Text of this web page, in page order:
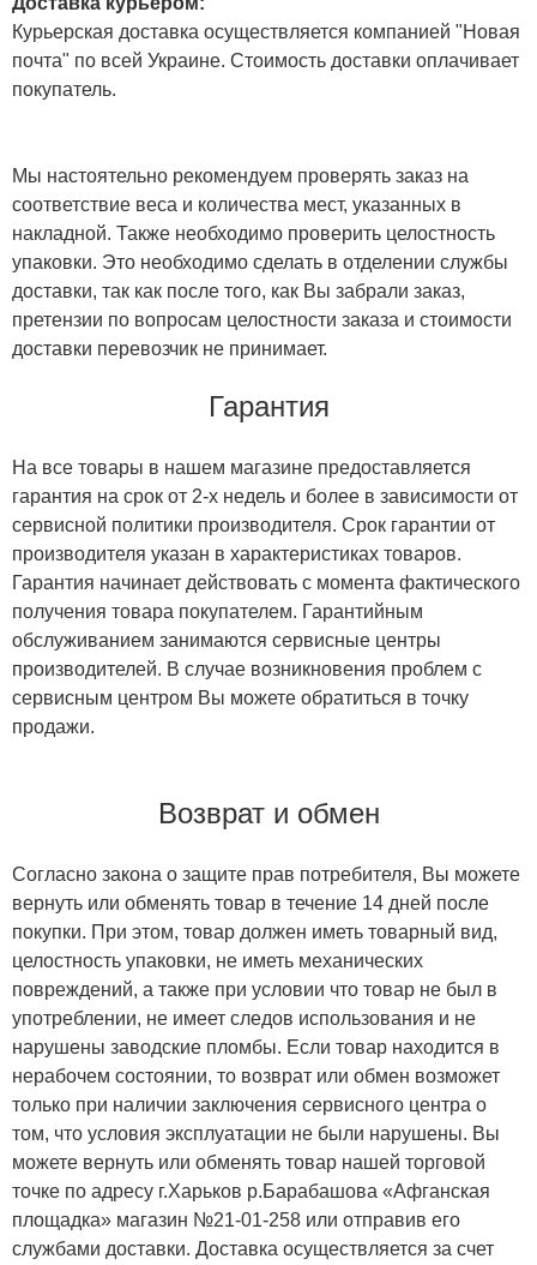
Курьерская доставка осуществляется компанией "Новая
почта" по всей Украине. Стоимость доставки оплачивает
покупатель.
Мы настоятельно рекомендуем проверять заказ на
соответствие веса и количества мест, указанных в
накладной. Также необходимо проверить целостность
упаковки. Это необходимо сделать в отделении службы
доставки, так как после того, как Вы забрали заказ,
претензии по вопросам целостности заказа и стоимости
доставки перевозчик не принимает.
Гарантия
На все товары в нашем магазине предоставляется
гарантия на срок от 2-х недель и более в зависимости от
сервисной политики производителя. Срок гарантии от
производителя указан в характеристиках товаров.
Гарантия начинает действовать с момента фактического
получения товара покупателем. Гарантийным
обслуживанием занимаются сервисные центры
производителей. В случае возникновения проблем с
сервисным центром Вы можете обратиться в точку
продажи.
Возврат и обмен
Согласно закона о защите прав потребителя, Вы можете
вернуть или обменять товар в течение 14 дней после
покупки. При этом, товар должен иметь товарный вид,
целостность упаковки, не иметь механических
повреждений, а также при условии что товар не был в
употреблении, не имеет следов использования и не
нарушены заводские пломбы. Если товар находится в
нерабочем состоянии, то возврат или обмен возможет
только при наличии заключения сервисного центра о
том, что условия эксплуатации не были нарушены. Вы
можете вернуть или обменять товар нашей торговой
точке по адресу г.Харьков р.Барабашова «Афганская
площадка» магазин №21-01-258 или отправив его
службами доставки. Доставка осуществляется за счет